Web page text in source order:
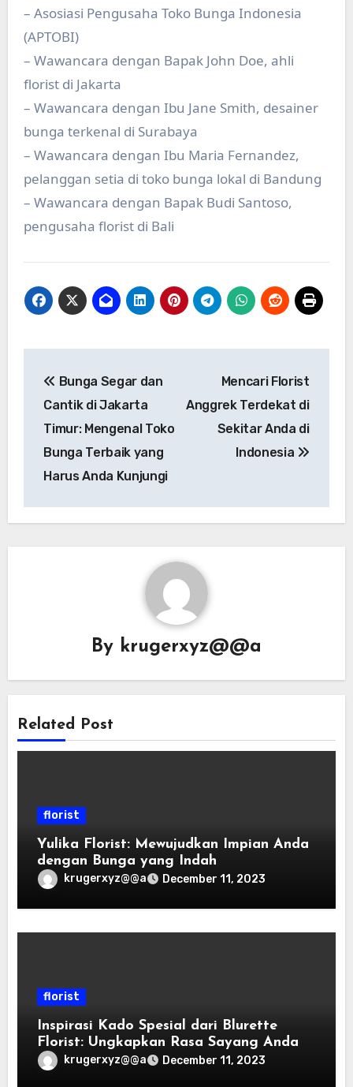
– Asosiasi Pengusaha Toko Bunga Indonesia
(APTOBI)
– Wawancara dengan Bapak John Doe, ahli
florist di Jakarta
– Wawancara dengan Ibu Jane Smith, desainer
bunga terkenal di Surabaya
– Wawancara dengan Ibu Maria Fernandez,
pelanggan setia di toko bunga lokal di Bandung
– Wawancara dengan Bapak Budi Santoso,
pengusaha florist di Bali
navigation
Bunga Segar dan
Cantik di Jakarta
Timur: Mengenal Toko
Bunga Terbaik yang
Harus Anda Kunjungi
Mencari Florist
Anggrek Terdekat di
Sekitar Anda di
Indonesia
By krugerxyz@@a
Related Post
florist
Yulika Florist: Mewujudkan Impian Anda
dengan Bunga yang Indah
krugerxyz@@a December 11, 2023
florist
Inspirasi Kado Spesial dari Blurette
Florist: Ungkapkan Rasa Sayang Anda
krugerxyz@@a December 11, 2023